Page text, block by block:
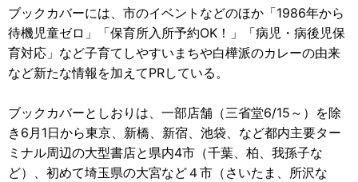
ブックカバーには、市のイベントなどのほか「1986年から
待機児童ゼロ」「保育所入所予約OK！」「病児・病後児保
育対応」など子育てしやすいまちや白樺派のカレーの由来
など新たな情報を加 えてPRしている。
ブックカバーとしおりは、一部店舗（三省堂6/15～）を除
き6月1日から東京、新橋、新宿、池袋、など都内主要ター
ミナル周辺の大型書店と県内4市（千葉、柏、我孫子な
ど）、 初めて埼玉県の大宮など４市（さいたま、所沢な